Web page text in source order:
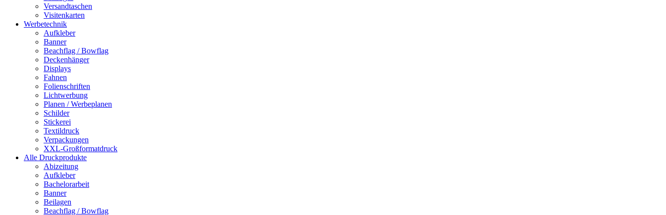
Versandtaschen
Visitenkarten
Werbetechnik
Aufkleber
Banner
Beachflag / Bowflag
Deckenhänger
Displays
Fahnen
Folienschriften
Lichtwerbung
Planen / Werbeplanen
Schilder
Stickerei
Textildruck
Verpackungen
XXL-Großformatdruck
Alle Druckprodukte
Abizeitung
Aufkleber
Bachelorarbeit
Banner
Beilagen
Beachflag / Bowflag